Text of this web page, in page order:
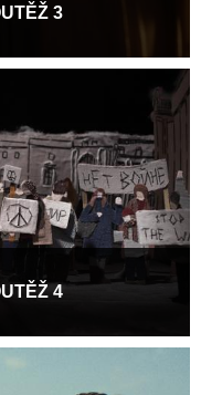
3
nabídne v Mezinárodní
4
nabídne v Mezinárodní